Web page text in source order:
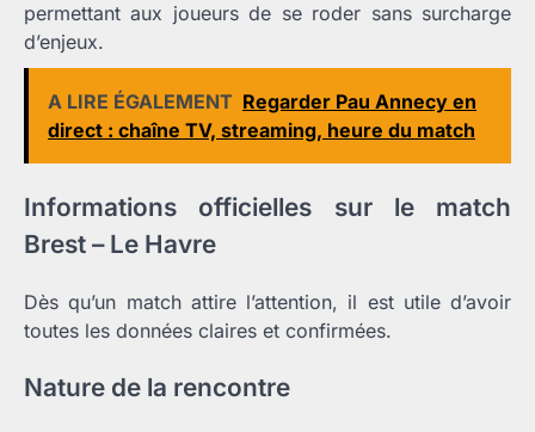
permettant aux joueurs de se roder sans surcharge
d’enjeux.
A LIRE ÉGALEMENT Regarder Pau Annecy en
direct : chaîne TV, streaming, heure du match
Informations officielles sur le match
Brest – Le Havre
Dès qu’un match attire l’attention, il est utile d’avoir
toutes les données claires et confirmées.
Nature de la rencontre